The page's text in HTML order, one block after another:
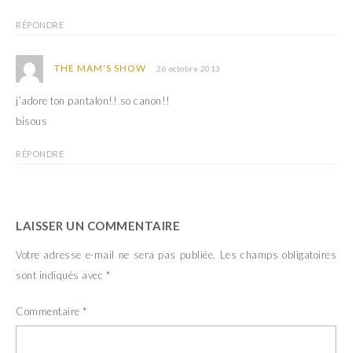
RÉPONDRE
THE MAM'S SHOW 26 octobre 2013
j’adore ton pantalon!! so canon!!
bisous
RÉPONDRE
LAISSER UN COMMENTAIRE
Votre adresse e-mail ne sera pas publiée. Les champs obligatoires
sont indiqués avec *
Commentaire *